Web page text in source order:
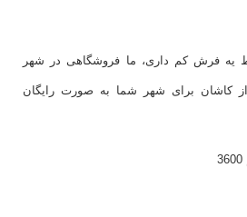
یه فرش کم داری، ما فروشگاهی در شهر
کاشان برای شهر شما به صورت رایگان